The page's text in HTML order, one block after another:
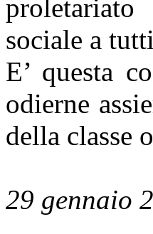
proletariato
sociale a
E’ questa
odierne
della classe
29 gennaio